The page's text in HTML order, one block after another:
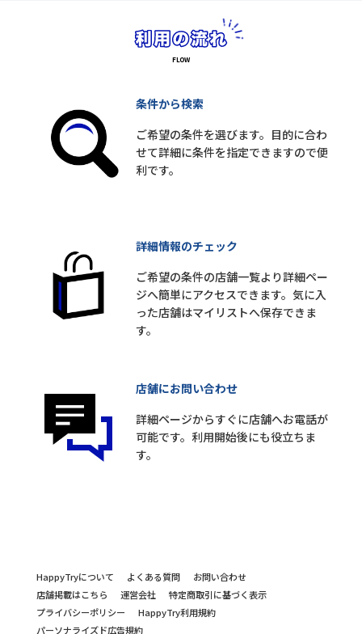
条件から検索
ご希望の条件を選びます。目的に合わ
せて詳細に条件を指定できますので便
利です。
詳細情報のチェック
ご希望の条件の店舗一覧より詳細ペー
ジへ簡単にアクセスできます。気に入
った店舗はマイリストへ保存できま
す。
店舗にお問い合わせ
詳細ページからすぐに店舗へお電話が
可能です。利用開始後にも役立ちま
す。
HappyTryについて よくある質問
お問い合わせ
店舗掲載はこちら
運営会社
特定商取引に基づく表示
プライバシーポリシー
HappyTry利用規約
パーソナライズド広告規約